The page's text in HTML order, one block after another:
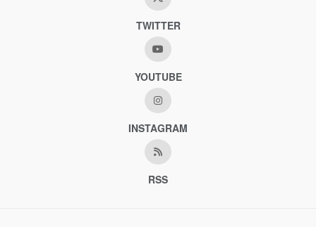
TWITTER
YOUTUBE
INSTAGRAM
RSS